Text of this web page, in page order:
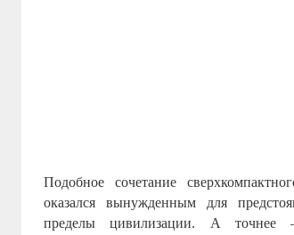
Подобное сочетание
оказался вынужденным для
пределы цивилизации. А точнее